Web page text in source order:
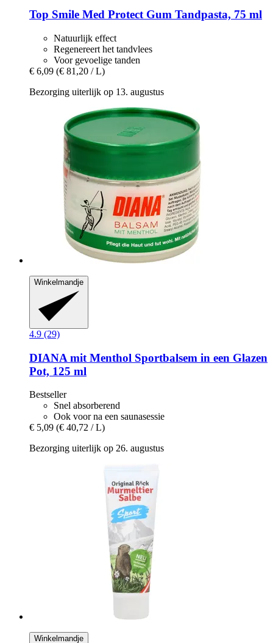
Top Smile Med Protect Gum Tandpasta, 75 ml
Natuurlijk effect
Regenereert het tandvlees
Voor gevoelige tanden
€ 6,09 (€ 81,20 / L)
Bezorging uiterlijk op 13. augustus
Winkelmandje
4.9 (29)
DIANA mit Menthol Sportbalsem in een Glazen
Pot, 125 ml
Bestseller
Snel absorberend
Ook voor na een saunasessie
€ 5,09 (€ 40,72 / L)
Bezorging uiterlijk op 26. augustus
Winkelmandje